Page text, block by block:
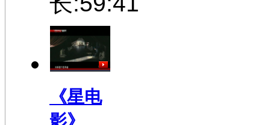
《星电
影》